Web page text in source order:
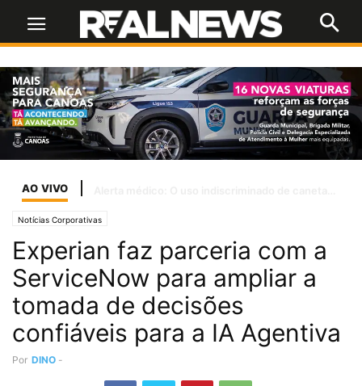
AO VIVO
Notícias Corporativas
Experian faz parceria com a
ServiceNow para ampliar a
tomada de decisões
confiáveis para a IA Agentiva
Por DINO -